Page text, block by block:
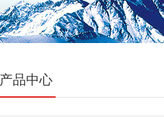
产品中心